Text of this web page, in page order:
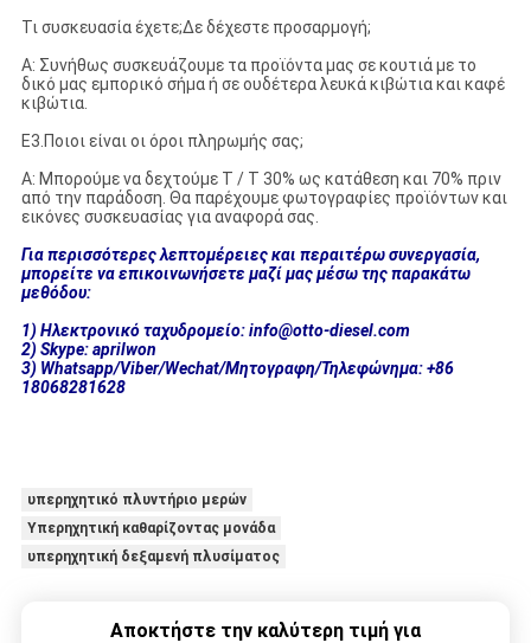
Τι συσκευασία έχετε;Δε δέχεστε προσαρμογή;
Α: Συνήθως συσκευάζουμε τα προϊόντα μας σε κουτιά με το
δικό μας εμπορικό σήμα ή σε ουδέτερα λευκά κιβώτια και καφέ
κιβώτια.
Ε3.Ποιοι είναι οι όροι πληρωμής σας;
Α: Μπορούμε να δεχτούμε T / T 30% ως κατάθεση και 70% πριν
από την παράδοση. Θα παρέχουμε φωτογραφίες προϊόντων και
εικόνες συσκευασίας για αναφορά σας.
Για περισσότερες λεπτομέρειες και περαιτέρω συνεργασία,
μπορείτε να επικοινωνήσετε μαζί μας μέσω της παρακάτω
μεθόδου:
1) Ηλεκτρονικό ταχυδρομείο: info@otto-diesel.com
2) Skype: aprilwon
3) Whatsapp/Viber/Wechat/Μητογραφη/Τηλεφώνημα: +86
18068281628
υπερηχητικό πλυντήριο μερών
Υπερηχητική καθαρίζοντας μονάδα
υπερηχητική δεξαμενή πλυσίματος
Αποκτήστε την καλύτερη τιμή για